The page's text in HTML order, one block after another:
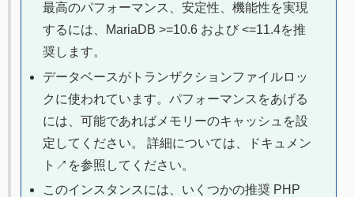
最高のパフォーマンス、安定性、機能性を実現
するには、MariaDB >=10.6 および <=11.4を推
奨します。
データベースがトランザクションファイルロッ
クに使われています。パフォーマンスをあげる
には、可能であればメモリーのキャッシュを設
定してください。 詳細については、ドキュメン
ト↗を参照してください。
このインスタンスには、いくつかの推奨 PHP